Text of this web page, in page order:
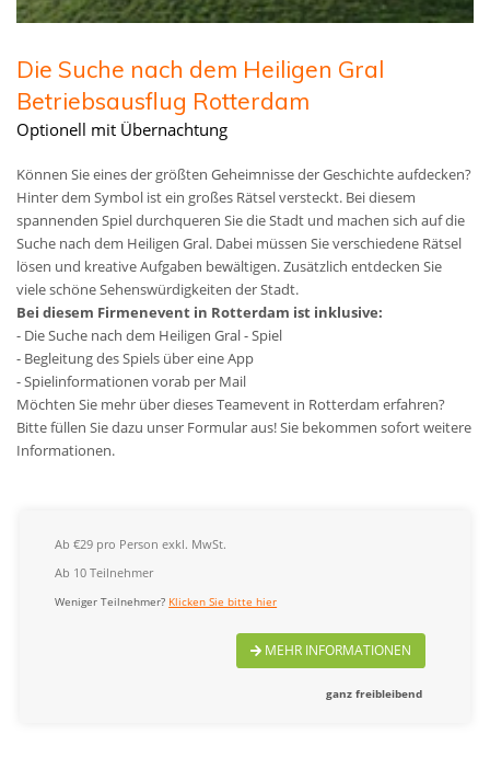
Die Suche nach dem Heiligen Gral
Betriebsausflug Rotterdam
Optionell mit Übernachtung
Können Sie eines der größten Geheimnisse der Geschichte aufdecken?
Hinter dem Symbol ist ein großes Rätsel versteckt. Bei diesem
spannenden Spiel durchqueren Sie die Stadt und machen sich auf die
Suche nach dem Heiligen Gral. Dabei müssen Sie verschiedene Rätsel
lösen und kreative Aufgaben bewältigen. Zusätzlich entdecken Sie
viele schöne Sehenswürdigkeiten der Stadt.
Bei diesem Firmenevent in Rotterdam ist inklusive:
- Die Suche nach dem Heiligen Gral - Spiel
- Begleitung des Spiels über eine App
- Spielinformationen vorab per Mail
Möchten Sie mehr über dieses Teamevent in Rotterdam erfahren?
Bitte füllen Sie dazu unser Formular aus! Sie bekommen sofort weitere
Informationen.
Ab €29 pro Person exkl. MwSt.
Ab 10 Teilnehmer
Weniger Teilnehmer? Klicken Sie bitte hier
MEHR INFORMATIONEN
ganz freibleibend